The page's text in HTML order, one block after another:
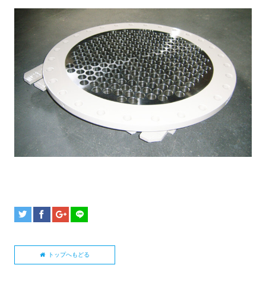
トップへもどる